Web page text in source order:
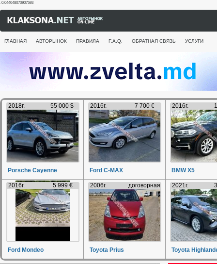
-0.044048070907593
ГЛАВНАЯ АВТОРЫНОК ПРАВИЛА F.A.Q. ОБРАТНАЯ СВЯЗЬ УСЛУГИ
2018г. 55 000 $
Porsche Cayenne
2016г. 7 700 €
Ford C-MAX
2016г.
BMW X5
2016г. 5 999 €
Ford Mondeo
2006г. договорная
Toyota Prius
2021г.
Toyota